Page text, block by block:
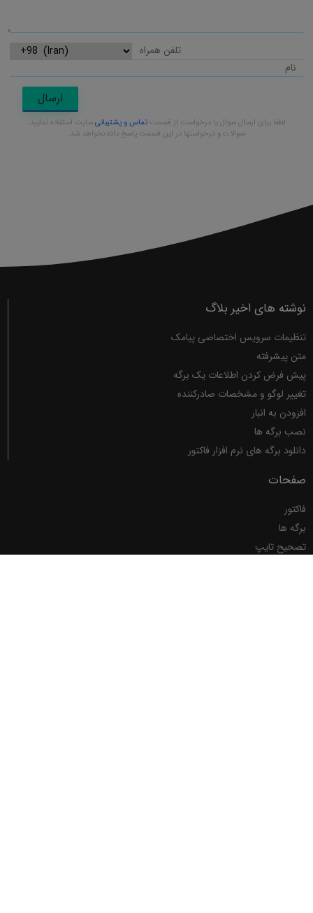
ارسال
لطفا برای ارسال سوال یا درخواست از قسمتتماس و پشتیبانیسایت استفاده نمایید،
سوالات و درخواستها در این قسمت پاسخ داده نخواهد شد.
نوشته های اخیر بلاگ
تنظیمات سرویس اختصاصی پیامک
متن پیشرفته
پیش فرض کردن اطلاعات یک برگه
تغییر لوگو و مشخصات صادرکننده
افزودن به انبار
نصب برگه ها
دانلود برگه های نرم افزار فاکتور
صفحات
فاکتور
برگه ها
تصحیح تایپ